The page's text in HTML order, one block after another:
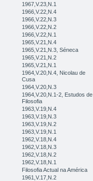
1967,V.23,N.1
1966,V.22,N.4
1966,V.22,N.3
1966,V.22,N.2
1966,V.22,N.1
1965,V.21,N.4
1965,V.21,N.3, Séneca
1965,V.21,N.2
1965,V.21,N.1
1964,V.20,N.4, Nicolau de
Cusa
1964,V.20,N.3
1964,V.20,N.1-2, Estudos de
Filosofia
1963,V.19,N.4
1963,V.19,N.3
1963,V.19,N.2
1963,V.19,N.1
1962,V.18,N.4
1962,V.18,N.3
1962,V.18,N.2
1962,V.18,N.1
Filosofia Actual na América
1961,V.17,N.2